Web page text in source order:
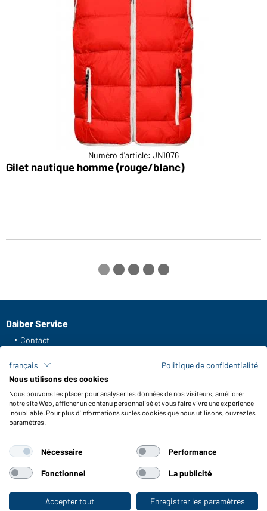
Vers la boutique pour particuliers
Numéro d'article: JN1076
Gilet nautique homme (rouge/blanc)
Daiber Service
Contact
Frais de transport
FAQ / Manuel d' utilisation
Vérifier le stock
Reporting system according to whistleblower protection act
Caractéristiques du produit
Conseils d'entretien
Tailles
Couleurs
français
Politique de confidentialité
Nous utilisons des cookies
Nous pouvons les placer pour analyser les données de nos visiteurs, améliorer
notre site Web, afficher un contenu personnalisé et vous faire vivre une expérience
inoubliable. Pour plus d'informations sur les cookies que nous utilisons, ouvrez les
paramètres.
Nécessaire Performance
Fonctionnel La publicité
Accepter tout Enregistrer les paramètres